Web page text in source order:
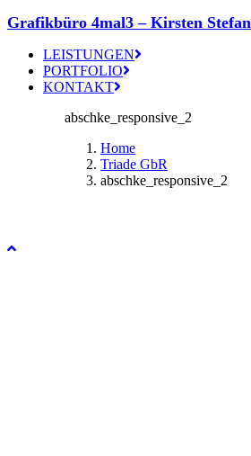
Grafikbüro 4mal3 – Kirsten Stefan
LEISTUNGEN
PORTFOLIO
KONTAKT
abschke_responsive_2
Home
Triade GbR
abschke_responsive_2